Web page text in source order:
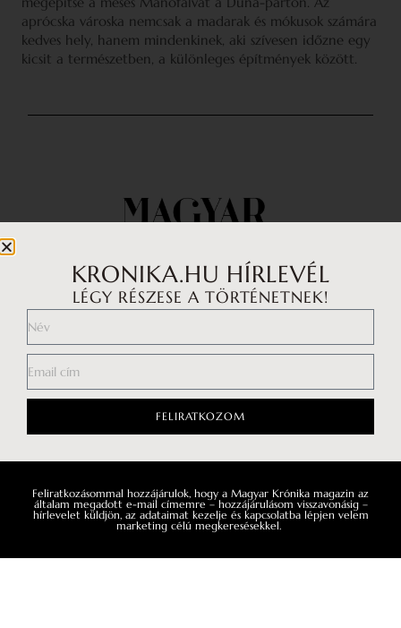
aprócska városka nemcsak a madarak és mókusok számára
kedves hely, hanem mindenkinek, aki szívesen időzne egy
kicsit a természetben, a különleges építmények között.
Általános Szerződési Feltételek
Facebook
KRONIKA.HU HÍRLEVÉL
LÉGY RÉSZESE A TÖRTÉNETNEK!
FELIRATKOZOM
Feliratkozásommal hozzájárulok, hogy a Magyar Krónika magazin az
általam megadott e-mail címemre – hozzájárulásom visszavonásig –
hírlevelet küldjön, az adataimat kezelje és kapcsolatba lépjen velem
marketing célú megkeresésekkel.